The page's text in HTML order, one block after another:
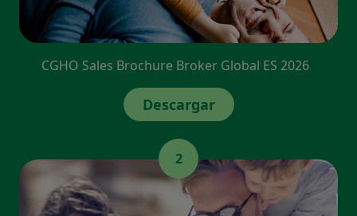
CGHO Sales Brochure Broker Global ES 2026
Descargar
2